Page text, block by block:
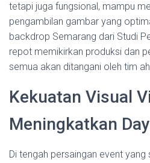
tetapi juga fungsional, mampu
pengambilan gambar yang
backdrop Semarang dari Studi
repot memikirkan produksi dan
semua akan ditangani oleh tim
Kekuatan Visual
Meningkatkan
Di tengah persaingan event